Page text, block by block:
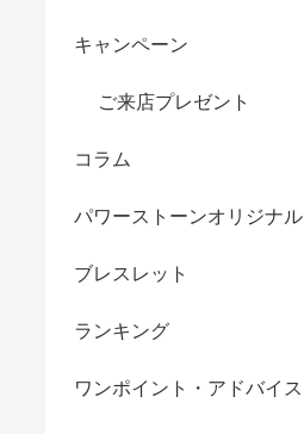
キャンペーン
ご来店プレゼント
コラム
パワーストーンオリジナル
ブレスレット
ランキング
ワンポイント・アドバイス